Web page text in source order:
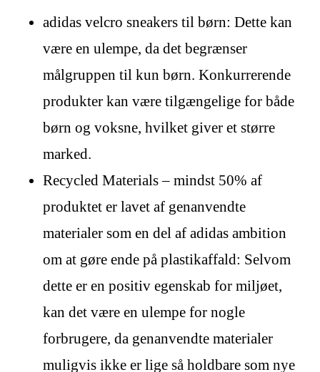
adidas velcro sneakers til børn: Dette kan
være en ulempe, da det begrænser
målgruppen til kun børn. Konkurrerende
produkter kan være tilgængelige for både
børn og voksne, hvilket giver et større
marked.
Recycled Materials – mindst 50% af
produktet er lavet af genanvendte
materialer som en del af adidas ambition
om at gøre ende på plastikaffald: Selvom
dette er en positiv egenskab for miljøet,
kan det være en ulempe for nogle
forbrugere, da genanvendte materialer
muligvis ikke er lige så holdbare som nye